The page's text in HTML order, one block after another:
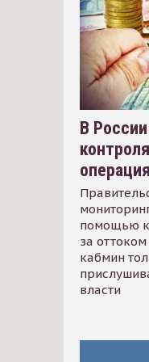
В
помощью
за
кабмин
власти